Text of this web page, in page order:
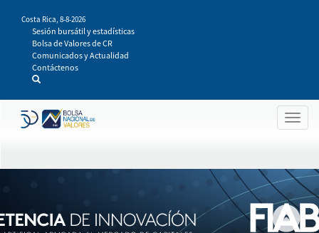
contenido
principal
Costa Rica, 8-8-2026
Sesión bursátil y estadísticas
Bolsa de Valores de CR
Comunicados y Actualidad
Contáctenos